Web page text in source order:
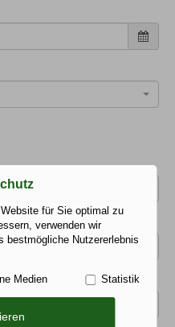
für Sie optimal zu
verwenden wir
bestmögliche Nutzererlebnis
Medien Statistik